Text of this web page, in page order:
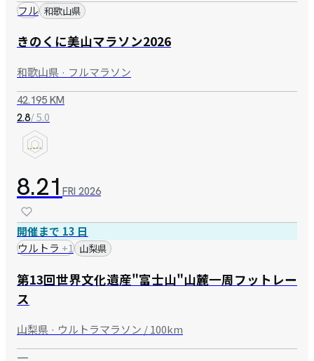
フル 和歌山県
きのくに美山マラソン2026
和歌山県 · フルマラソン
42.195 KM
2.8/ 5.0
8.21 FRI 2026
開催まで 13 日
ウルトラ +1 山梨県
第13回世界文化遺産"富士山"山麓一周フットレー
ス
山梨県 · ウルトラマラソン / 100km
—